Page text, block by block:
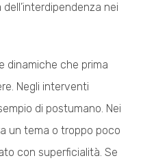
nei
dinamiche che prima
Negli interventi
di postumano. Nei
un tema o troppo poco
con superficialità. Se